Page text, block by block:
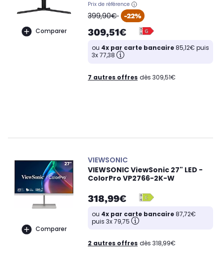
Comparer
Prix de référence
oldPrice
399,90€ -22%
309,51€
ou 4x par carte bancaire85,12€ puis
3x 77,38
7 autres offres dès 309,51€
Comparer
VIEWSONIC
VIEWSONIC ViewSonic 27" LED -
ColorPro VP2766-2K-W
318,99€
ou 4x par carte bancaire87,72€
puis 3x 79,75
2 autres offres dès 318,99€